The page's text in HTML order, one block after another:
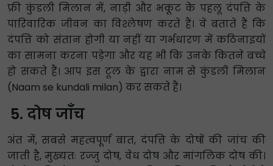
फ्री कुंडली मिलान में, नाड़ी और भकूट के पहलू दंपत्ति के
पारिवारिक जीवन का विश्लेषण करते हैं। वे बताते हैं कि
दंपत्ति को संतान होगी या नहीं या गर्भधारण में कठिनाइयों
का सामना करना पड़ेगा और यह भी कि उनके कितने बच्चे
हो सकते हैं। आप इस टूल के द्वारा नाम से कुंडली मिलान
(Naam se kundali milan) कर सकते हैं।
दोष जाँच
अंत में, सबसे महत्वपूर्ण बात, दंपत्ति के दोषों की जांच की
जाती है, मुख्यतः रज्जु दोष, वेध दोष और मांगलिक दोष की।